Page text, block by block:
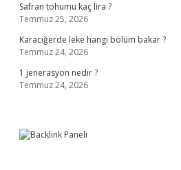
Safran tohumu kaç lira ?
Temmuz 25, 2026
Karaciğerde leke hangi bölüm bakar ?
Temmuz 24, 2026
1 jenerasyon nedir ?
Temmuz 24, 2026